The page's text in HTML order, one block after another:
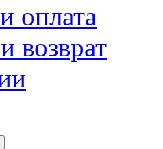
оплата
возврат